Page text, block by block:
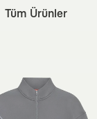
Tüm Ürünler